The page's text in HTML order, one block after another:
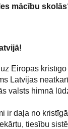
mācību
Eiropas
Latvijas
valsts himnā
ir daļa no
tiesību